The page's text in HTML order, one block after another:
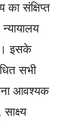
का संक्षिप्त
इसके
सभी
आवश्यक